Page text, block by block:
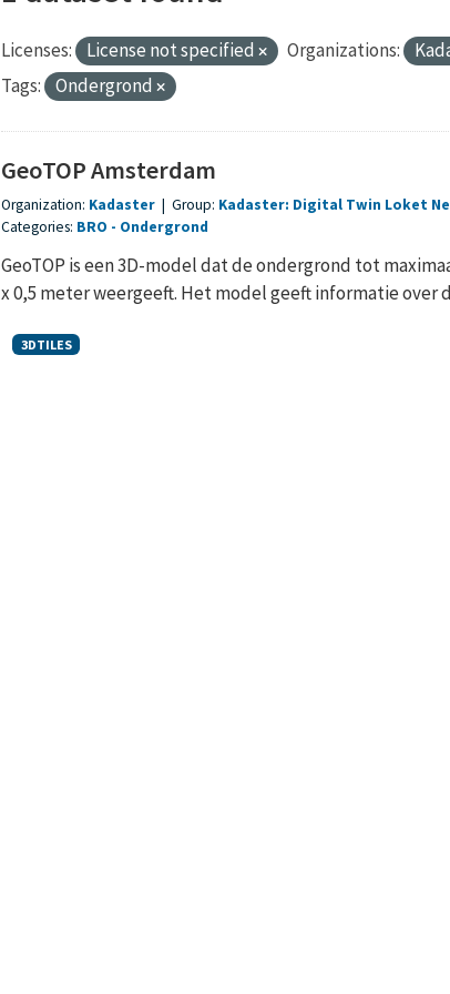
Licenses: License not specified Organizations:
Tags:
Ondergrond
GeoTOP Amsterdam
Organization: Kadaster | Group: Kadaster: Digital Twin Loket
Categories: BRO Ondergrond
GeoTOP is een 3D-model dat de ondergrond tot
x 0,5 meter weergeeft. Het model geeft informatie over
3DTILES